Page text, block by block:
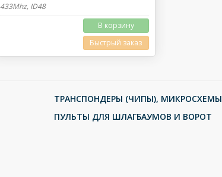
433Mhz, ID48
В корзину
Быстрый заказ
ТРАНСПОНДЕРЫ (ЧИПЫ), МИКРОСХЕМЫ
ПУЛЬТЫ ДЛЯ ШЛАГБАУМОВ И ВОРОТ